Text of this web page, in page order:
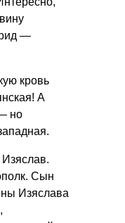
—
кровь
А
но
Сын
Изяслава